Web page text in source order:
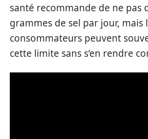
santé recommande de ne pas
grammes de sel par jour, mais
consommateurs peuvent
cette limite sans s’en rendre